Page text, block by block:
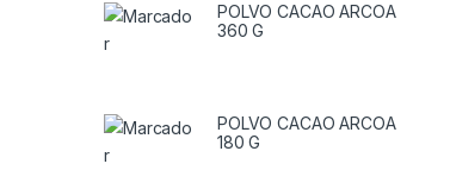
POLVO CACAO ARCOA
360 G
POLVO CACAO ARCOA
180 G